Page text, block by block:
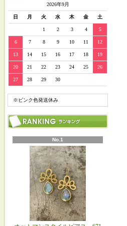
2026年9月
日 月 火 水 木 金 土
1 2 3 4 5
6 7 8 9 10 11 12
13 14 15 16 17 18 19
20 21 22 23 24 25 26
27 28 29 30
※ピンク色発送休み
No.1